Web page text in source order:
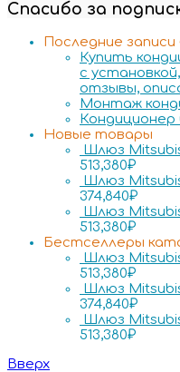
Спасибо за
Последние записи
Купить
с
отзывы,
Монтаж
Кондиционер
Новые товары
Шлюз
513,380₽
Шлюз
374,840₽
Шлюз
513,380₽
Бестселлеры
Шлюз
513,380₽
Шлюз
374,840₽
Шлюз
513,380₽
Вверх